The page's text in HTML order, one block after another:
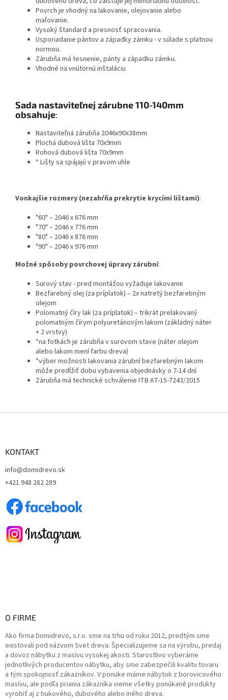
Povrch je vhodný na lakovanie, olejovanie alebo
maľovanie.
Vysoký štandard a presnosť spracovania.
Usporiadanie pántov a západky zámku - v súlade s platnou
normou.
Zárubňa má tesnenie, pánty a západku zámku.
Vhodné na vnútornú inštaláciu
Sada nastaviteľnej zárubne 110-140mm
obsahuje:
Nastaviteľná zárubňa 2046x90x38mm
Plochá dubová lišta 70x9mm
Rohová dubová lišta 70x9mm
* Lišty sa spájajú v pravom uhle
Vonkajšie rozmery (nezahŕňa prekrytie krycími lištami):
"60" – 2046 x 676 mm
"70" – 2046 x 776 mm
"80" – 2046 x 876 mm
"90" – 2046 x 976 mm
Možné spôsoby povrchovej úpravy zárubní:
Surový stav - pred montážou vyžaduje lakovanie
Bezfarebný olej (za príplatok) – 2x natretý bezfarebným
olejom
Polomatný číry lak (za príplatok) – trikrát prelakovaný
polomatným čírym polyuretánovým lakom (základný náter
+ 2 vrstvy)
*na fotkách je zárubňa v surovom stave (náter olejom
alebo lakom mení farbu dreva)
*výber možnosti lakovania zárubní bezfarebným lakom
môže predĺžiť dobu vybavenia objednávky o 7-14 dní
Zárubňa má technické schválenie ITB AT-15-7243/2015
KONTAKT
info@domidrevo.sk
+421 948 282 289
O FIRME
Ako firma Domidrevo, s.r.o. sme na trhu od roku 2012, predtým sme
existovali pod názvom Svet dreva. Špecializujeme sa na výrobu, predaj
a dovoz nábytku z masívu vysokej akosti. Starostlivo vyberáme
jednotlivých producentov nábytku, aby sme zabezpečili kvalitu tovaru
a tým spokojnosť zákazníkov. V ponuke máme nábytok z borovicového
masívu, ale podľa priania zákazníka vieme všetky ponúkané produkty
vyrobiť aj z bukového, dubového alebo iného dreva.